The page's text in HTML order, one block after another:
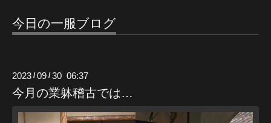
今日の一服ブログ
2023 /09 /30 06:37
今月の業躰稽古では…